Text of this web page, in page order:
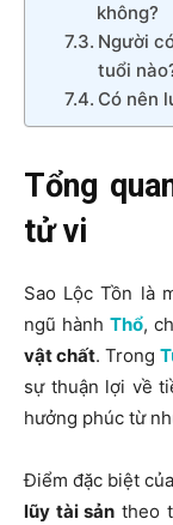
không?
Người
tuổi
Có nên
Tổng
tử vi
Sao Lộc Tồn là
ngũ hành Thổ,
vật chất. Trong
sự thuận lợi về
hưởng phúc từ
Điểm đặc biệt
lũy tài sản theo